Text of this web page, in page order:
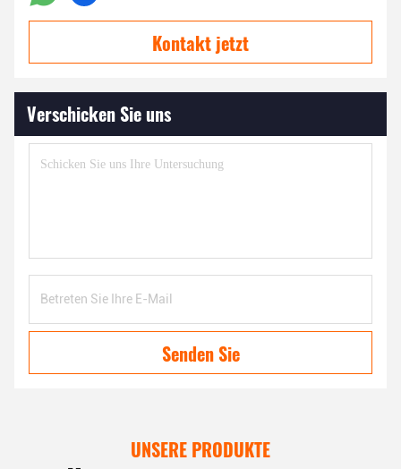
Kontakt jetzt
Verschicken Sie uns
Senden Sie
UNSERE PRODUKTE